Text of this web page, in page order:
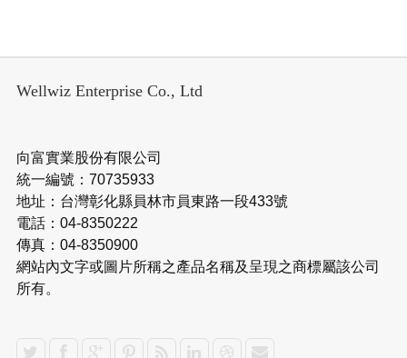
Wellwiz Enterprise Co., Ltd
向富實業股份有限公司
統一編號：70735933
地址：台灣彰化縣員林市員東路一段433號
電話：04-8350222
傳真：04-8350900
網站內文字或圖片所稱之產品名稱及呈現之商標屬該公司
所有。